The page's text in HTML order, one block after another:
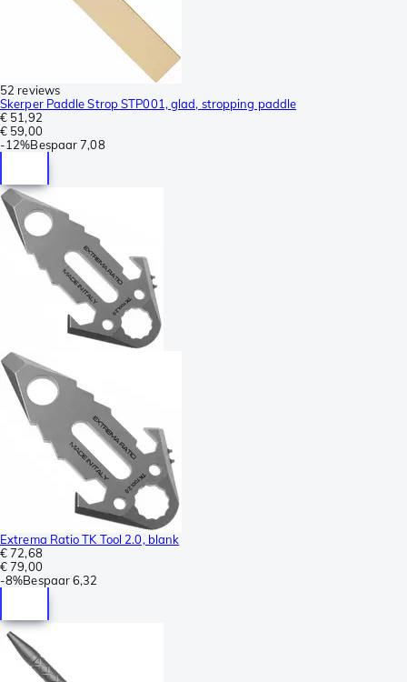
52 reviews
Skerper Paddle Strop STP001, glad, stropping paddle
€ 51,92
€ 59,00
-12%Bespaar 7,08
Extrema Ratio TK Tool 2.0, blank
€ 72,68
€ 79,00
-8%Bespaar6,32